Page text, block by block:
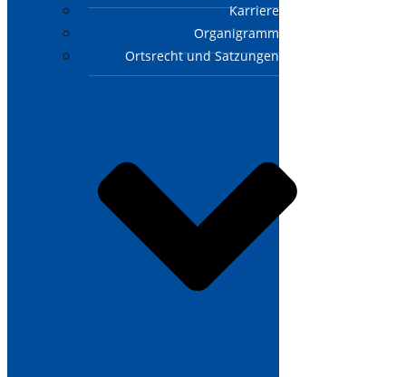
Karriere
Organigramm
Ortsrecht und Satzungen